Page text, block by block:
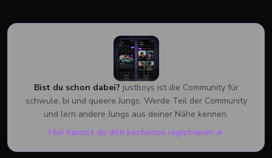
Bist du schon dabei? justboys ist die Community für
schwule, bi und queere Jungs. Werde Teil der Community
und lern andere Jungs aus deiner Nähe kennen.
Hier kannst du dich kostenlos registrieren